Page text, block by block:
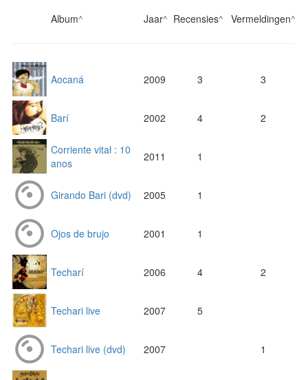
Album^ Jaar^ Recensies^ Vermeldingen^
Aocaná 2009 3 3
Barí 2002 4 2
Corriente vital : 10
anos
2011 1
Girando Bari (dvd) 2005 1
Ojos de brujo 2001 1
Techarí 2006 4 2
Techari live 2007 5
Techari live (dvd) 2007 1